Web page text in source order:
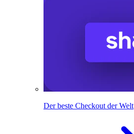
Der beste Checkout der Welt